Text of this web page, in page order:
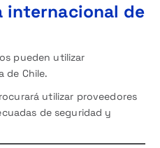
internacional de
pueden utilizar
de Chile.
utilizar proveedores
de seguridad y